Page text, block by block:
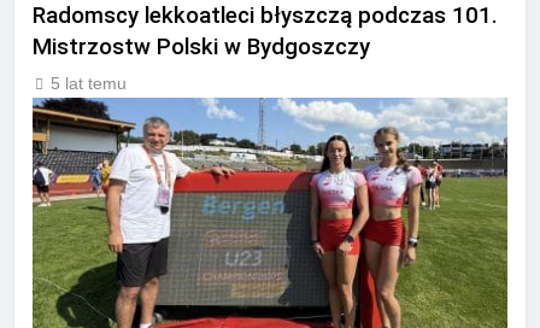
Radomscy lekkoatleci błyszczą podczas 101.
Mistrzostw Polski w Bydgoszczy
5 lat temu